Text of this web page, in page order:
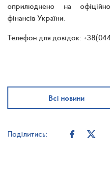
оприлюднено на
фінансів України.
Телефон для довідок:
Всі новини
Поділитись: